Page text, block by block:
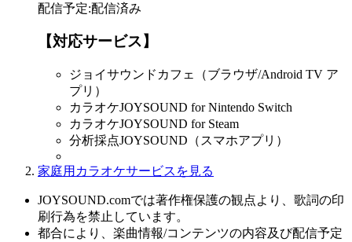
配信予定:配信済み
【対応サービス】
ジョイサウンドカフェ（ブラウザ/Android TV ア
プリ）
カラオケJOYSOUND for Nintendo Switch
カラオケJOYSOUND for Steam
分析採点JOYSOUND（スマホアプリ）
家庭用カラオケサービスを見る
JOYSOUND.comでは著作権保護の観点より、歌詞の印
刷行為を禁止しています。
都合により、楽曲情報/コンテンツの内容及び配信予定